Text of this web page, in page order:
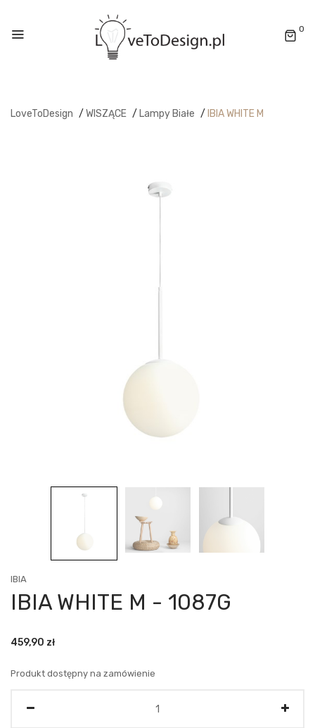
0
LoveToDesign / WISZĄCE / Lampy Białe / IBIA WHITE M
IBIA
IBIA WHITE M - 1087G
459,90 zł
Produkt dostępny na zamówienie